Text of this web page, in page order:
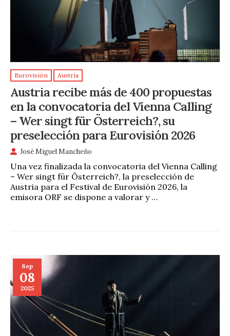
Eurovisión Austria
Austria recibe más de 400 propuestas
en la convocatoria del Vienna Calling
– Wer singt für Österreich?, su
preselección para Eurovisión 2026
José Miguel Mancheño
Una vez finalizada la convocatoria del Vienna Calling
– Wer singt für Österreich?, la preselección de
Austria para el Festival de Eurovisión 2026, la
emisora ORF se dispone a valorar y …
Sep
08
2025